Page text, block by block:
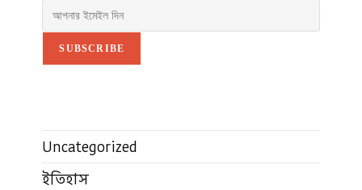
SUBSCRIBE
Uncategorized
ইতিহাস